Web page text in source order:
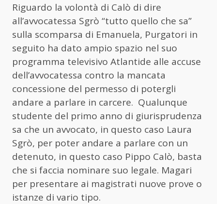
Riguardo la volontà di Calò di dire
all’avvocatessa Sgrò “tutto quello che sa”
sulla scomparsa di Emanuela, Purgatori in
seguito ha dato ampio spazio nel suo
programma televisivo Atlantide alle accuse
dell’avvocatessa contro la mancata
concessione del permesso di potergli
andare a parlare in carcere. Qualunque
studente del primo anno di giurisprudenza
sa che un avvocato, in questo caso Laura
Sgrò, per poter andare a parlare con un
detenuto, in questo caso Pippo Calò, basta
che si faccia nominare suo legale. Magari
per presentare ai magistrati nuove prove o
istanze di vario tipo.